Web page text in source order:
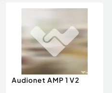
Audionet AMP 1 V2